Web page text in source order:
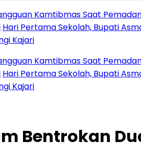
Kamtibmas Saat Pemadaman
Sekolah, Bupati Asmar
Kamtibmas Saat Pemadaman
Sekolah, Bupati Asmar
Bentrokan